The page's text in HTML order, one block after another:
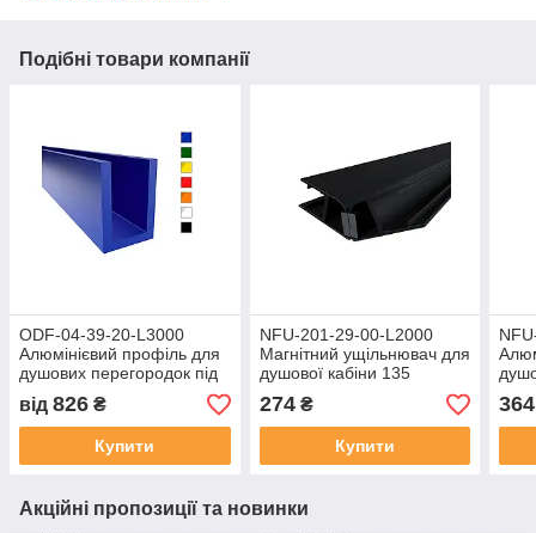
Подібні товари компанії
ODF-04-39-20-L3000
Алюмінієвий профіль для
душових перегородок під
скло 8 мм, кольоровий
від 826 ₴
Купити
NFU-201-29-00-L2000
Магнітний ущільнювач для
душової кабіни 135
градусів під скло 6 мм,
чорний, довжиною
2000мм
274₴
Купити
364
Акційні пропозиції та новинки